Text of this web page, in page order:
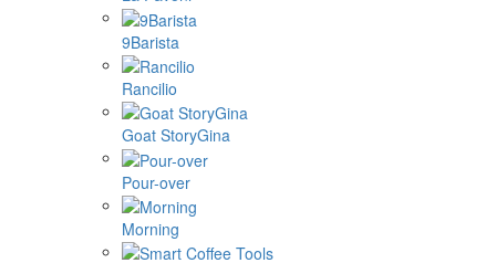
9Barista
Rancilio
Goat StoryGina
Pour-over
Morning